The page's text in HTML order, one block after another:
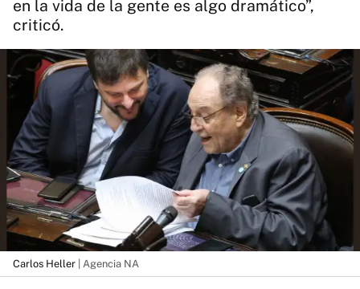
en la vida de la gente es algo dramático”,
criticó.
Carlos Heller | Agencia NA